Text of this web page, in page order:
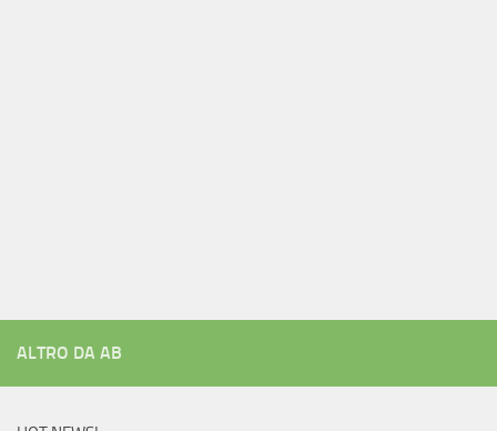
ALTRO DA AB